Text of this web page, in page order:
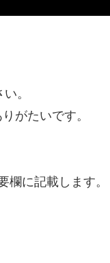
。
がたいです。
欄に記載します。